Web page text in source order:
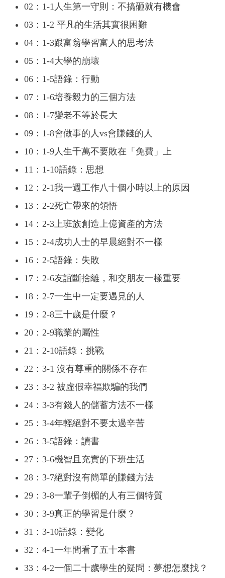
02：1-1人生第一守則：不搞砸就有機會
03：1-2 平凡的生活其實很困難
04：1-3跟富翁學習富人的思考法
05：1-4大學的崩壞
06：1-5語錄：行動
07：1-6培養毅力的三個方法
08：1-7變老不等於長大
09：1-8會做事的人vs會賺錢的人
10：1-9人生千萬不要敗在「免費」上
11：1-10語錄：思想
12：2-1我一週工作八十個小時以上的原因
13：2-2死亡帶來的領悟
14：2-3上班族創造上億資產的方法
15：2-4成功人士的早晨絕對不一樣
16：2-5語錄：失敗
17：2-6友誼斷捨離，和交朋友一樣重要
18：2-7一生中一定要遇見的人
19：2-8三十歲是什麼？
20：2-9職業的屬性
21：2-10語錄：挑戰
22：3-1 沒有尊重的關係不存在
23：3-2 被虛假幸福欺騙的我們
24：3-3有錢人的儲蓄方法不一樣
25：3-4年輕絕對不要太過辛苦
26：3-5語錄：讀書
27：3-6機智且充實的下班生活
28：3-7絕對沒有簡單的賺錢方法
29：3-8一輩子倒楣的人有三個特質
30：3-9真正的學習是什麼？
31：3-10語錄：變化
32：4-1一年間看了五十本書
33：4-2一個二十歲學生的疑問：夢想怎麼找？